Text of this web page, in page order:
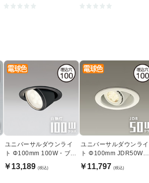
ユニバーサルダウンライ
ト Φ100mm 100W・ブラ
ック【軒下・室内兼用】
￥13,189 (税込)
ユニバーサルダウンライ
ト Φ100mm JDR50W｜
ホワイト
￥11,797 (税込)